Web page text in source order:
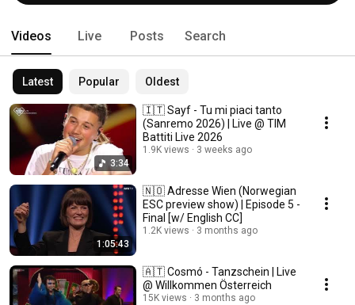
Videos Live Posts Search
Latest Popular Oldest
3:34
🇮🇹 Sayf - Tu mi piaci tanto
(Sanremo 2026) | Live @ TIM
Battiti Live 2026
1.9K views 3 weeks ago
1:05:43
🇳🇴 Adresse Wien (Norwegian
ESC preview show) | Episode 5 -
Final [w/ English CC]
1.2K views 3 months ago
🇦🇹 Cosmó - Tanzschein | Live
@ Willkommen Österreich
15K views 3 months ago